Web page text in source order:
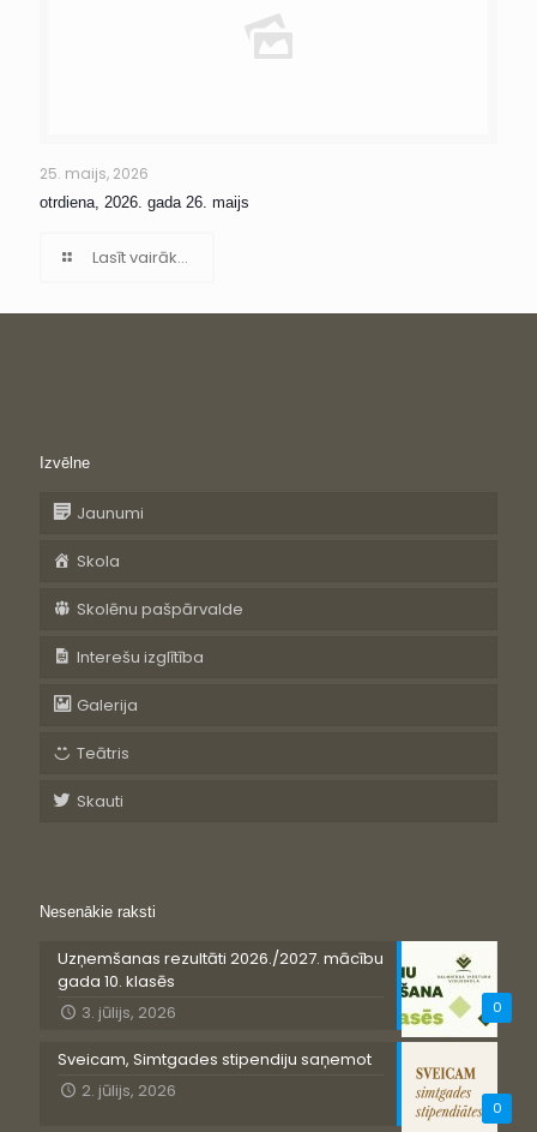
25. maijs, 2026
otrdiena, 2026. gada 26. maijs
Lasīt vairāk...
Izvēlne
Jaunumi
Skola
Skolēnu pašpārvalde
Interešu izglītība
Galerija
Teātris
Skauti
Nesenākie raksti
0
Uzņemšanas rezultāti 2026./2027. mācību
gada 10. klasēs
3. jūlijs, 2026
0
Sveicam, Simtgades stipendiju saņemot
2. jūlijs, 2026